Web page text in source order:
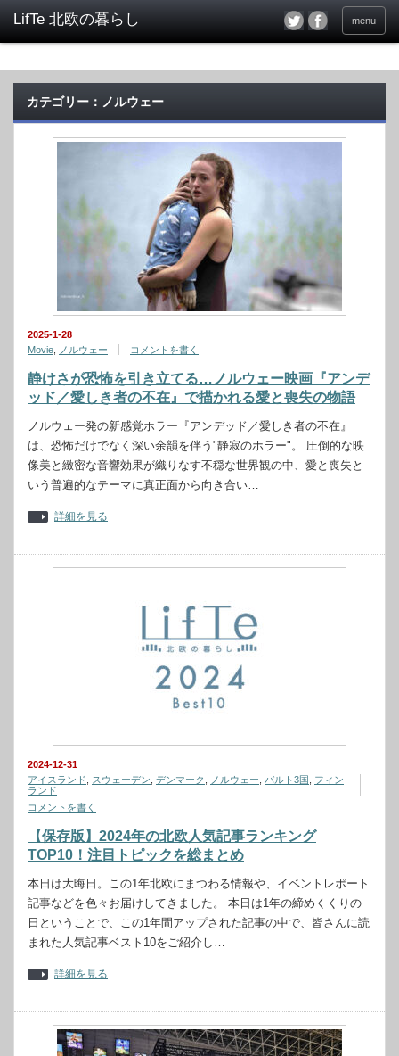
menu
カテゴリー：ノルウェー
2025-1-28
Movie
ノルウェー コメントを書く
静けさが恐怖を引き立てる…ノルウェー映画『アンデ
ッド／愛しき者の不在』で描かれる愛と喪失の物語
ノルウェー発の新感覚ホラー『アンデッド／愛しき者の不在』
は、恐怖だけでなく深い余韻を伴う"静寂のホラー"。 圧倒的な映
像美と緻密な音響効果が織りなす不穏な世界観の中、愛と喪失と
いう普遍的なテーマに真正面から向き合い…
詳細を見る
2024-12-31
アイスランド
スウェーデン デンマーク ノルウェー バルト3国
フィン
ランド
コメントを書く
【保存版】2024年の北欧人気記事ランキング
TOP10！注目トピックを総まとめ
本日は大晦日。この1年北欧にまつわる情報や、イベントレポート
記事などを色々お届けしてきました。 本日は1年の締めくくりの
日ということで、この1年間アップされた記事の中で、皆さんに読
まれた人気記事ベスト10をご紹介し…
詳細を見る